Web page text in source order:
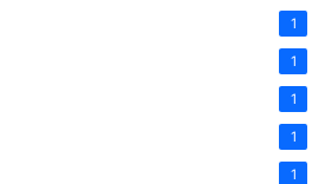
1
1
1
1
1